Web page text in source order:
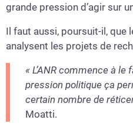
grande pression d’agir sur
Il faut aussi, poursuit-il, que
analysent les projets de
« L’ANR commence à le
pression politique ça
certain nombre de
Moatti.